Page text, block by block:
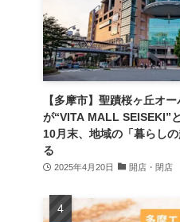
【多摩市】聖蹟桜ヶ丘オー
が“VITA MALL SEISEKI”
10月末、地域の「暮らし
る
2025年4月20日 開店・閉店